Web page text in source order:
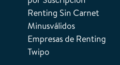
Renting Sin Carnet
Minusválidos
Empresas de Renting
Twipo